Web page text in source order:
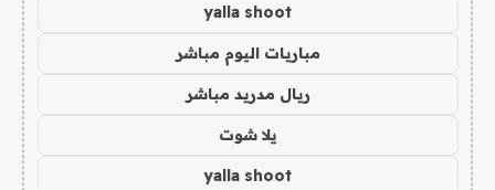
yalla shoot
مباريات اليوم مباشر
ريال مدريد مباشر
يلا شوت
yalla shoot